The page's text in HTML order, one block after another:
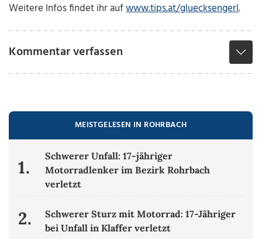
Weitere Infos findet ihr aufwww.tips.at/gluecksengerl.
Kommentar verfassen
MEISTGELESEN IN ROHRBACH
1.
Schwerer Unfall: 17-jähriger
Motorradlenker im Bezirk Rohrbach
verletzt
2.
Schwerer Sturz mit Motorrad: 17-Jähriger
bei Unfall in Klaffer verletzt